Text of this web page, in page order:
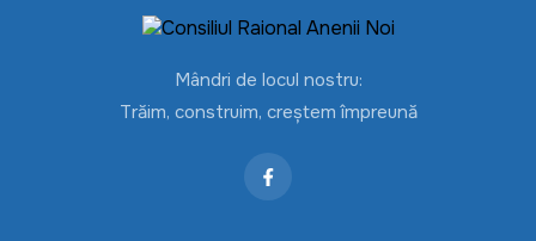
Mândri de locul nostru:
Trăim, construim, creștem împreună